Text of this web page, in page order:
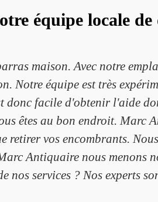
équipe locale de
maison. Avec notre
Notre équipe est très
donc facile d'obtenir l'aide
êtes au bon endroit. Marc
retirer vos encombrants.
Antiquaire nous menons
nos services ? Nos experts